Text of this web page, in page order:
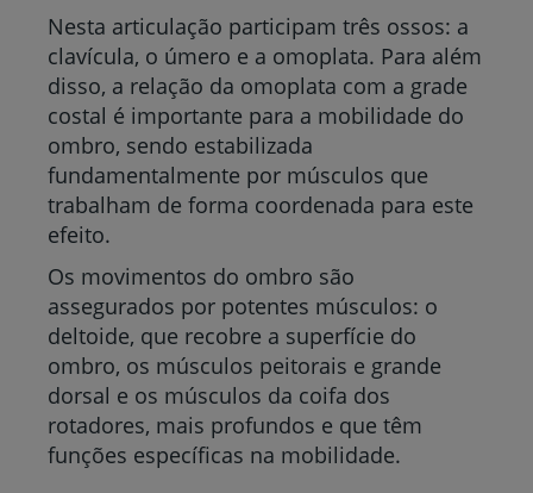
Nesta articulação participam três ossos: a
clavícula, o úmero e a omoplata. Para além
disso, a relação da omoplata com a grade
costal é importante para a mobilidade do
ombro, sendo estabilizada
fundamentalmente por músculos que
trabalham de forma coordenada para este
efeito.
Os movimentos do ombro são
assegurados por potentes músculos: o
deltoide, que recobre a superfície do
ombro, os músculos peitorais e grande
dorsal e os músculos da coifa dos
rotadores, mais profundos e que têm
funções específicas na mobilidade.